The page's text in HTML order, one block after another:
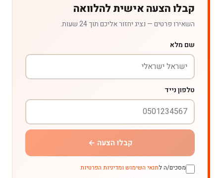
קבלו הצעה אישית להלוואה
השאירו פרטים — נציג יחזור אליכם תוך 24 שעות.
שם מלא
טלפון נייד
קבלו הצעה ←
מסכים/ה לתנאי השימוש ומדיניות הפרטיות